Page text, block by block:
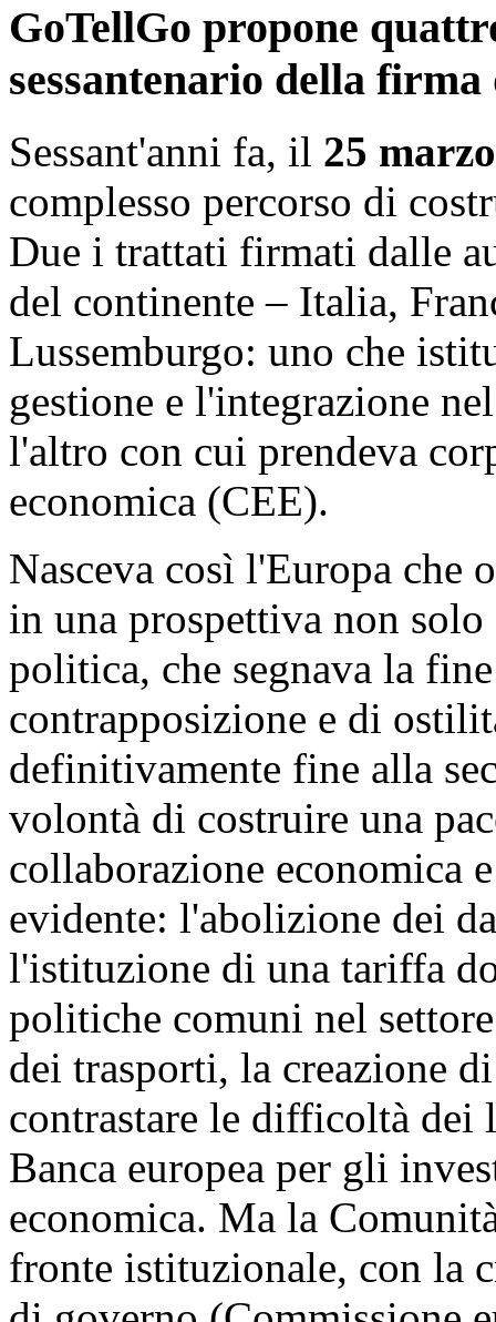
GoTellGo propone
sessantenario della
Sessant'anni fa, il 25
complesso percorso di
Due i trattati firmati dalle
del continente – Italia,
Lussemburgo: uno che
gestione e l'integrazione
l'altro con cui prendeva
economica (CEE).
Nasceva così l'Europa che
in una prospettiva non
politica, che segnava la
contrapposizione e di
definitivamente fine alla
volontà di costruire una
collaborazione economica
evidente: l'abolizione dei
l'istituzione di una tariffa
politiche comuni nel
dei trasporti, la creazione
contrastare le difficoltà dei
Banca europea per gli
economica. Ma la
fronte istituzionale, con la